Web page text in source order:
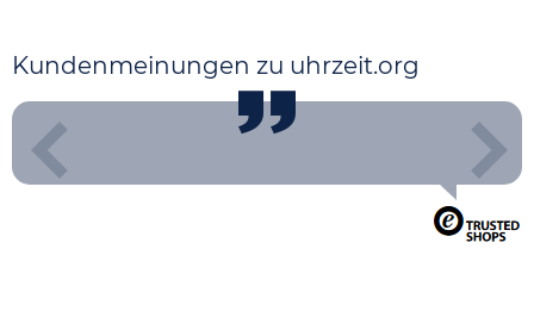
Kundenmeinungen zu uhrzeit.org